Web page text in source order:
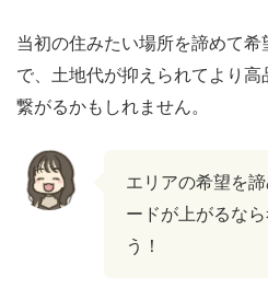
当初の住みたい場所を諦めて
で、土地代が抑えられてより
繋がるかもしれません。
エリアの希望を
ードが上がるな
う！